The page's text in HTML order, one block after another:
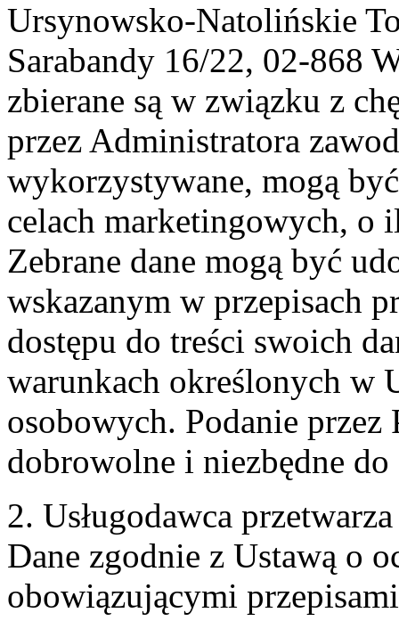
Ursynowsko-Natolińskie
Sarabandy 16/22, 02-868
zbierane są w związku z
przez Administratora
wykorzystywane, mogą
celach marketingowych, o
Zebrane dane mogą być
wskazanym w przepisach
dostępu do treści swoich
warunkach określonych w
osobowych. Podanie przez
dobrowolne i niezbędne
2. Usługodawca
Dane zgodnie z Ustawą o
obowiązującymi